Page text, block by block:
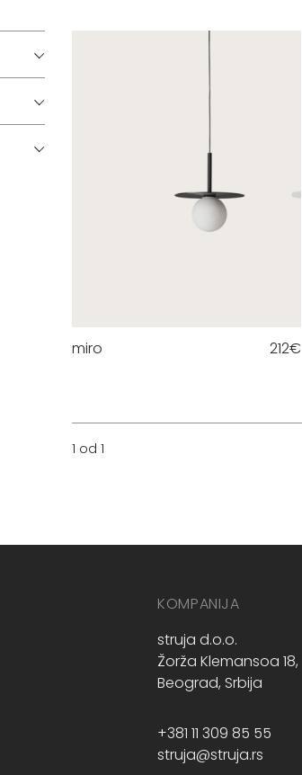
miro 212€
1 od 1
KOMPANIJA
struja d.o.o.
Žorža Klemansoa 18,
Beograd, Srbija
+381 11 309 85 55
struja@struja.rs